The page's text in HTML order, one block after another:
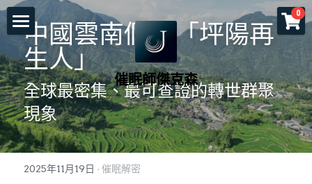
催眠師傑克森
0
首頁
關於老師
一對一服務
命運重塑計畫
催眠服務
一日工作坊
自我催眠工作坊
催眠師培訓課程
中國雲南侗族「坪陽再
生人」
全球最密集、最可查證的轉世群聚
現象
2025年11月19日 · 催眠解密
×
商品分類
所有商品分類